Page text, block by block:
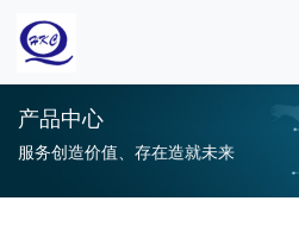
产品中心
服务创造价值、存在造就未来